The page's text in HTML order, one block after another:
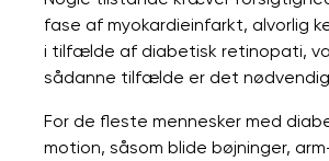
fase af myokardieinfarkt, alvorlig
i tilfælde af diabetisk retinopati,
sådanne tilfælde er det
For de fleste mennesker med
motion, såsom blide bøjninger,